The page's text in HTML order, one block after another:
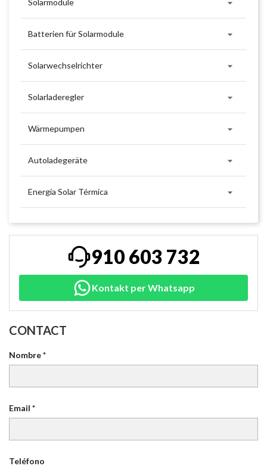
Solarmodule 
Batterien für Solarmodule 
Solarwechselrichter 
Solarladeregler 
Wärmepumpen 
Autoladegeräte 
Energía Solar Térmica 
910 603 732
Kontakt per Whatsapp
CONTACT
Nombre *
Email *
Teléfono